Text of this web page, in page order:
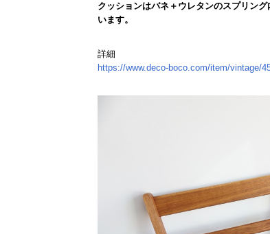
クッションはバネ＋ウレタンのスプリン
います。
詳細
https://www.deco-boco.com/item/vintage/